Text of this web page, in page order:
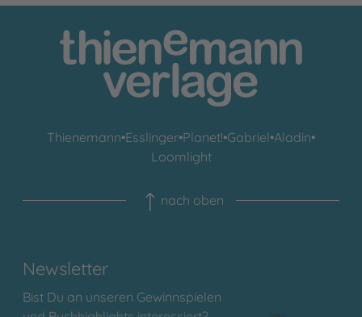
Thienemann•Esslinger•Planet!•Gabriel•Aladin•
Loomlight
nach oben
Newsletter
Bist Du an unseren Gewinnspielen